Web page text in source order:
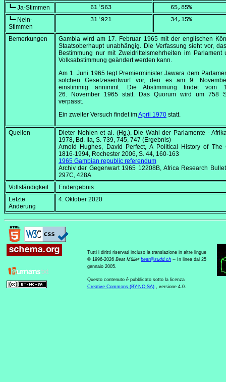
┗━ Ja-Stimmen
         61'563
    65,85
%
┗━ Nein-
Stimmen
         31'921
    34,15
%
Bemerkungen Gambia wird am 17. Februar 1965mit der englischen
Staatsoberhaupt unabhängig. Die Verfassung sieht vor,
Bestimmung nur mit Zweidrittelsmehrheiten im Parlament
Volksabstimmung geändert werden kann.
Am 1. Juni 1965legt Premierminister Jawara dem
solchen Gesetzesentwurf vor, den es am9.
einstimmig annimmt. Die Abstimmung findet vom
26. November 1965 statt. Das Quorum wird um 758
verpasst.
Ein zweiter Versuch findet imApril 1970 statt.
Quellen
Dieter Nohlen et al. (Hg.), Die Wahl der Parlamente -
1978, Bd. IIa, S. 739, 745, 747 (Ergebnis)
Arnold Hughes, David Perfect,A Political History of The
1816-1994, Rochester 2006, S. 44, 160-163
1965 Gambian republic referendum
Archiv der Gegenwart 1965 12208B, Africa Research
297C, 428A
Vollständigkeit
Endergebnis
Letzte
Änderung
4. Oktober 2020
Tutti i diritti riservati incluso la translazione in altre lingue
© 1996-2026 Beat Müller beat@sudd.ch -- In linea dal 25
gennaio 2005.
Questo contenuto è pubblicato sotto la licenza
Creative Commons (BY-NC-SA) , versione 4.0.